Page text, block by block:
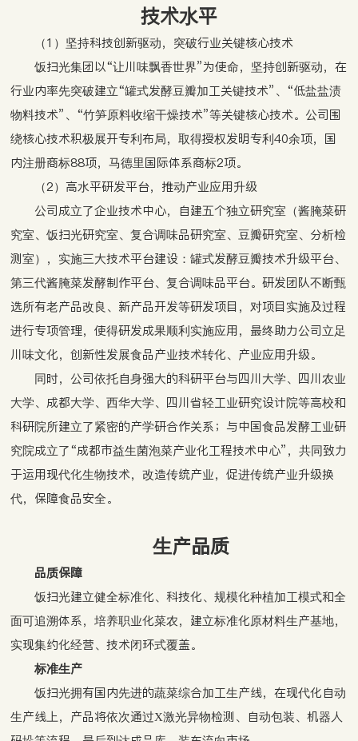
技术水平
（1）坚持科技创新驱动，突破行业关键核心技术
饭扫光集团以“让川味飘香世界”为使命，坚持创新驱动，在
行业内率先突破建立“罐式发酵豆瓣加工关键技术”、“低盐盐渍
物料技术”、“竹笋原料收缩干燥技术”等关键核心技术。公司围
绕核心技术积极展开专利布局，取得授权发明专利40余项，国
内注册商标88项，马德里国际体系商标2项。
（2）高水平研发平台，推动产业应用升级
公司成立了企业技术中心，自建五个独立研究室（酱腌菜研
究室、饭扫光研究室、复合调味品研究室、豆瓣研究室、分析检
测室），实施三大技术平台建设：罐式发酵豆瓣技术升级平台、
第三代酱腌菜发酵制作平台、复合调味品平台。研发团队不断甄
选所有老产品改良、新产品开发等研发项目，对项目实施及过程
进行专项管理，使得研发成果顺利实施应用，最终助力公司立足
川味文化，创新性发展食品产业技术转化、产业应用升级。
同时，公司依托自身强大的科研平台与四川大学、四川农业
大学、成都大学、西华大学、四川省轻工业研究设计院等高校和
科研院所建立了紧密的产学研合作关系；与中国食品发酵工业研
究院成立了“成都市益生菌泡菜产业化工程技术中心”，共同致力
于运用现代化生物技术，改造传统产业，促进传统产业升级换
代，保障食品安全。
生产品质
品质保障
饭扫光建立健全标准化、科技化、规模化种植加工模式和全
面可追溯体系，培养职业化菜农，建立标准化原材料生产基地，
实现集约化经营、技术闭环式覆盖。
标准生产
饭扫光拥有国内先进的蔬菜综合加工生产线，在现代化自动
生产线上，产品将依次通过X激光异物检测、自动包装、机器人